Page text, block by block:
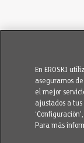
En EROSKI
asegurarnos
el mejor
ajustados a
Para más